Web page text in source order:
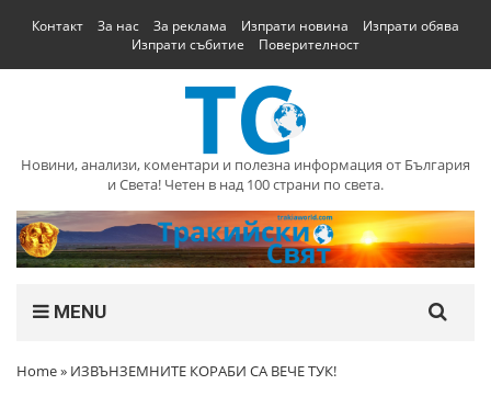
Контакт За нас За реклама Изпрати новина
Изпрати обява
Изпрати събитие
Поверителност
Новини, анализи, коментари и полезна информация от България
и Света! Четен в над 100 страни по света.
MENU
Home» ИЗВЪНЗЕМНИТЕ КОРАБИ СА ВЕЧЕ ТУК!